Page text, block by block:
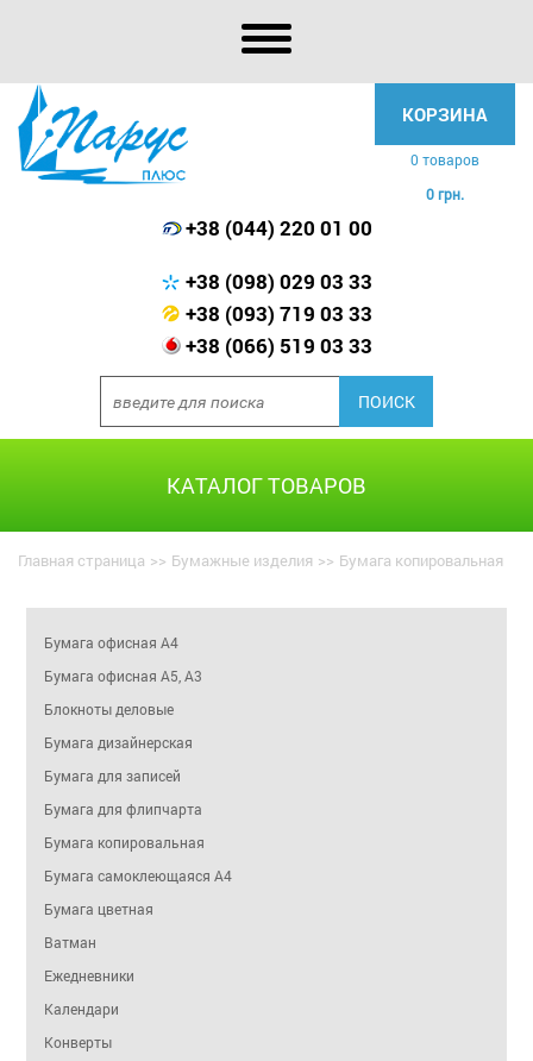
КОРЗИНА
0 товаров
0 грн.
+38 (044) 220 01 00
+38 (098) 029 03 33
+38 (093) 719 03 33
+38 (066) 519 03 33
КАТАЛОГ ТОВАРОВ
Главная страница >> Бумажные изделия >> Бумага копировальная
Бумага офисная А4
Бумага офисная А5, А3
Блокноты деловые
Бумага дизайнерская
Бумага для записей
Бумага для флипчарта
Бумага копировальная
Бумага самоклеющаяся A4
Бумага цветная
Ватман
Ежедневники
Календари
Конверты